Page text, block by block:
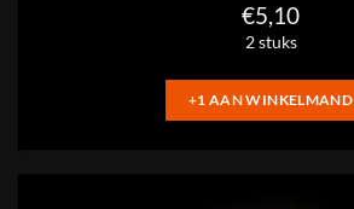
€5,10
2 stuks
+1 AAN WINKELMAND